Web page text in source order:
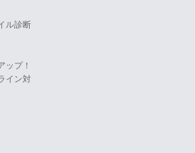
ル診断
ップ！
イン対